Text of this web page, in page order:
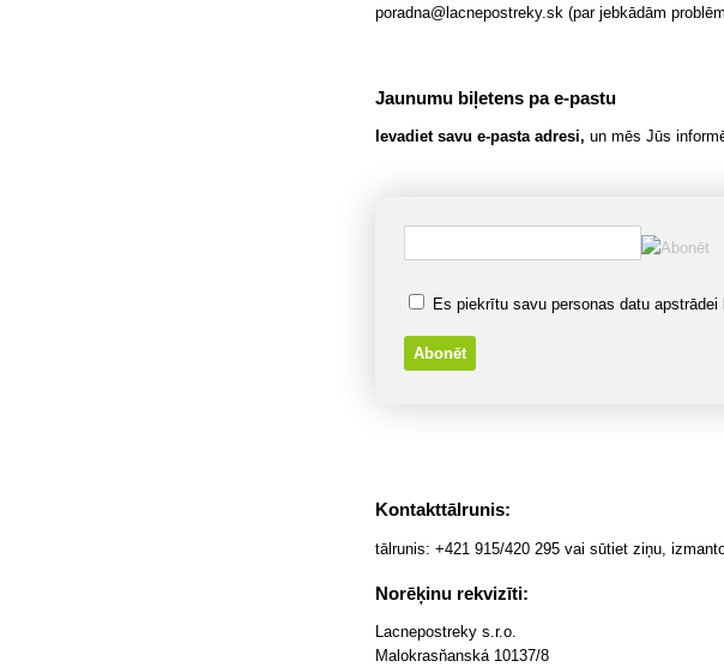
poradna@lacnepostreky.sk (par jebkādām
Jaunumu biļetens pa e-pastu
Ievadiet savu e-pasta adresi, un mēs Jūs
Es piekrītu savu personas datu
Kontakttālrunis:
tālrunis: +421 915/420 295 vai sūtiet ziņu,
Norēķinu rekvizīti:
Lacnepostreky s.r.o.
Malokrasňanská 10137/8